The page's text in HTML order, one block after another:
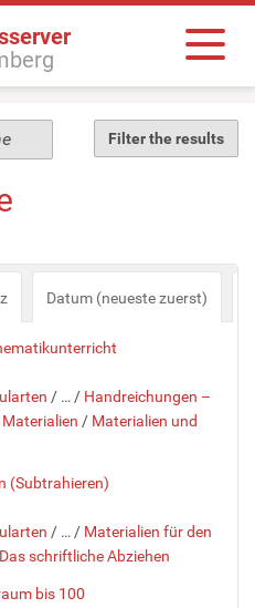
Filter the results
Datum (neueste zuerst)
/ … / Handreichungen –
/ Materialien und
(Subtrahieren)
/ … / Materialien für den
Das schriftliche Abziehen
bis 100